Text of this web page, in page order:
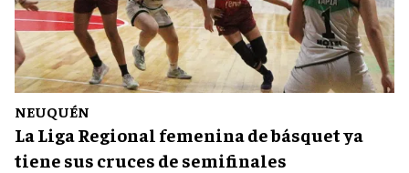
NEUQUÉN
La Liga Regional femenina de básquet ya
tiene sus cruces de semifinales